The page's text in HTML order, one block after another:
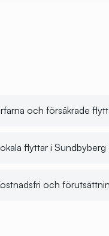
och försäkrade
flyttar i
och